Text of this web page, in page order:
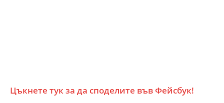
Цъкнете тук за да споделите във Фейсбук!